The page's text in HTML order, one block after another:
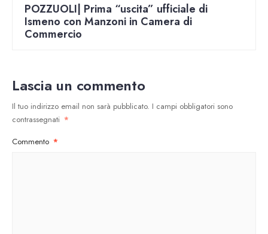
POZZUOLI| Prima “uscita” ufficiale di
Ismeno con Manzoni in Camera di
Commercio
Lascia un commento
Il tuo indirizzo email non sarà pubblicato. I campi obbligatori sono
contrassegnati *
Commento *